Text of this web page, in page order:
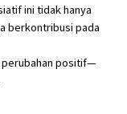
ini tidak hanya
berkontribusi pada
perubahan positif—